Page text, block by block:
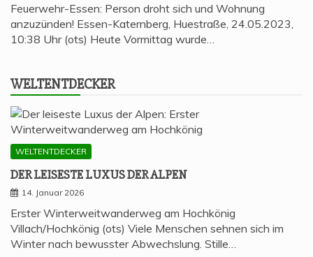
Feuerwehr-Essen: Person droht sich und Wohnung
anzuzünden! Essen-Katernberg, Huestraße, 24.05.2023,
10:38 Uhr (ots) Heute Vormittag wurde…
WELT­ENT­DE­CKER
WELTENTDECKER
DER LEI­SES­TE LUXUS DER ALPEN
14. Januar 2026
Erster Winterweitwanderweg am Hochkönig
Villach/Hochkönig (ots) Viele Menschen sehnen sich im
Winter nach bewusster Abwechslung. Stille…